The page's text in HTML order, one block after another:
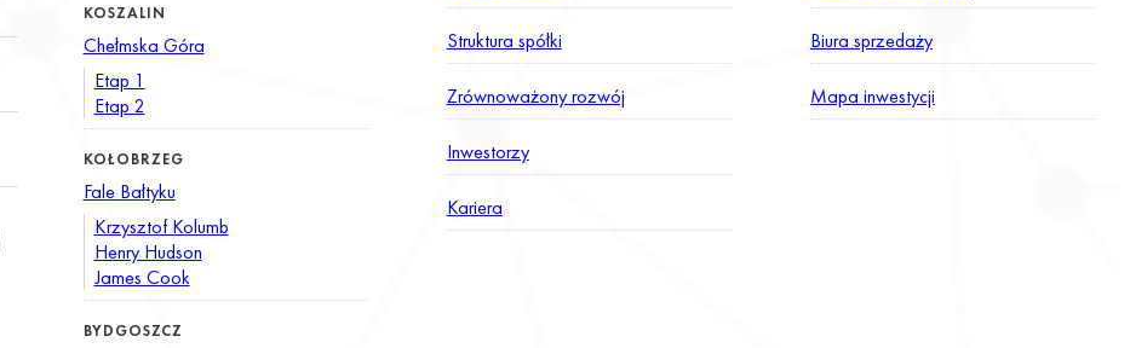
KOSZALIN
Chełmska Góra
Etap 1
Etap 2
KOŁOBRZEG
Fale Bałtyku
Krzysztof Kolumb
Henry Hudson
James Cook
BYDGOSZCZ
Struktura spółki
Zrównoważony rozwój
Inwestorzy
Kariera
Biura sprzedaży
Mapa inwestycji